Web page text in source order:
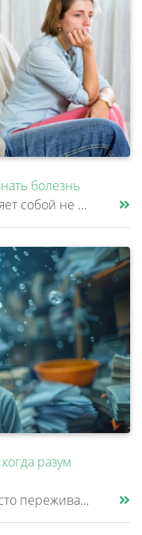
болезнь
Депрессия у взрослых представляет собой не просто временное ухудшение настроения, а клиническое расстройство, затрагиваю......
разум
Навязчивые мысли — это не просто переживания или тревоги, которые можно «отогнать» от себя. Эти мысли возникают против ж......